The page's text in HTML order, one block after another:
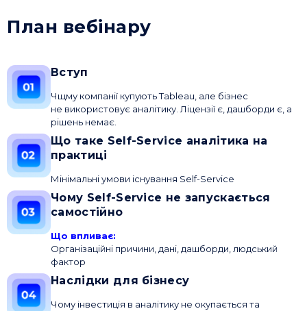
План вебінару
Вступ
Чщму компанії купують Tableau, але бізнес
не використовує аналітику. Ліцензії є, дашборди є, а
рішень немає.
Що таке Self-Service аналітика на
практиці
Мінімальні умови існування Self-Service
Чому Self-Service не запускається
самостійно
Що впливає:
Організаційні причини, дані, дашборди, людський
фактор
Наслідки для бізнесу
Чому інвестиція в аналітику не окупається та